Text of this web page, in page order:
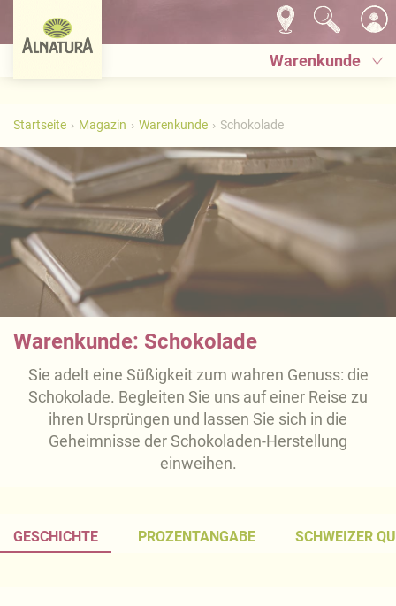
Warenkunde
Startseite Magazin Warenkunde Schokolade
Warenkunde: Schokolade
Sie adelt eine Süßigkeit zum wahren Genuss: die
Schokolade. Begleiten Sie uns auf einer Reise zu
ihren Ursprüngen und lassen Sie sich in die
Geheimnisse der Schokoladen-Herstellung
einweihen.
GESCHICHTE PROZENTANGABE SCHWEIZER